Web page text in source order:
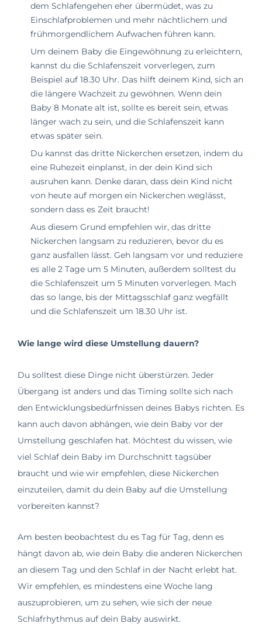
dem Schlafengehen eher übermüdet, was zu
Einschlafproblemen und mehr nächtlichem und
frühmorgendlichem Aufwachen führen kann.
Um deinem Baby die Eingewöhnung zu erleichtern,
kannst du die Schlafenszeit vorverlegen, zum
Beispiel auf 18.30 Uhr. Das hilft deinem Kind, sich an
die längere Wachzeit zu gewöhnen. Wenn dein
Baby 8 Monate alt ist, sollte es bereit sein, etwas
länger wach zu sein, und die Schlafenszeit kann
etwas später sein.
Du kannst das dritte Nickerchen ersetzen, indem du
eine Ruhezeit einplanst, in der dein Kind sich
ausruhen kann. Denke daran, dass dein Kind nicht
von heute auf morgen ein Nickerchen weglässt,
sondern dass es Zeit braucht!
Aus diesem Grund empfehlen wir, das dritte
Nickerchen langsam zu reduzieren, bevor du es
ganz ausfallen lässt. Geh langsam vor und reduziere
es alle 2 Tage um 5 Minuten, außerdem solltest du
die Schlafenszeit um 5 Minuten vorverlegen. Mach
das so lange, bis der Mittagsschlaf ganz wegfällt
und die Schlafenszeit um 18.30 Uhr ist.
Wie lange wird diese Umstellung dauern?
Du solltest diese Dinge nicht überstürzen. Jeder
Übergang ist anders und das Timing sollte sich nach
den Entwicklungsbedürfnissen deines Babys richten. Es
kann auch davon abhängen, wie dein Baby vor der
Umstellung geschlafen hat. Möchtest du wissen, wie
viel Schlaf dein Baby im Durchschnitt tagsüber
braucht und wie wir empfehlen, diese Nickerchen
einzuteilen, damit du dein Baby auf die Umstellung
vorbereiten kannst?
Am besten beobachtest du es Tag für Tag, denn es
hängt davon ab, wie dein Baby die anderen Nickerchen
an diesem Tag und den Schlaf in der Nacht erlebt hat.
Wir empfehlen, es mindestens eine Woche lang
auszuprobieren, um zu sehen, wie sich der neue
Schlafrhythmus auf dein Baby auswirkt.